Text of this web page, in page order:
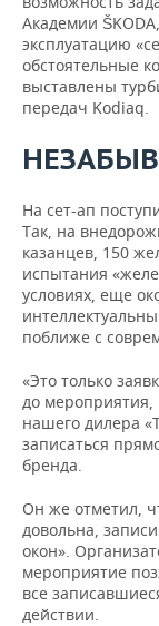
Академии
эксплуатацию
обстоятельные
выставлены
передач Kodiaq.
На сет-ап
Так, на
казанцев, 150
испытания
условиях, еще
поближе с
«Это только
до мероприятия,
нашего дилера
записаться
бренда.
Он же отметил,
довольна,
окон».
мероприятие
все
действии.